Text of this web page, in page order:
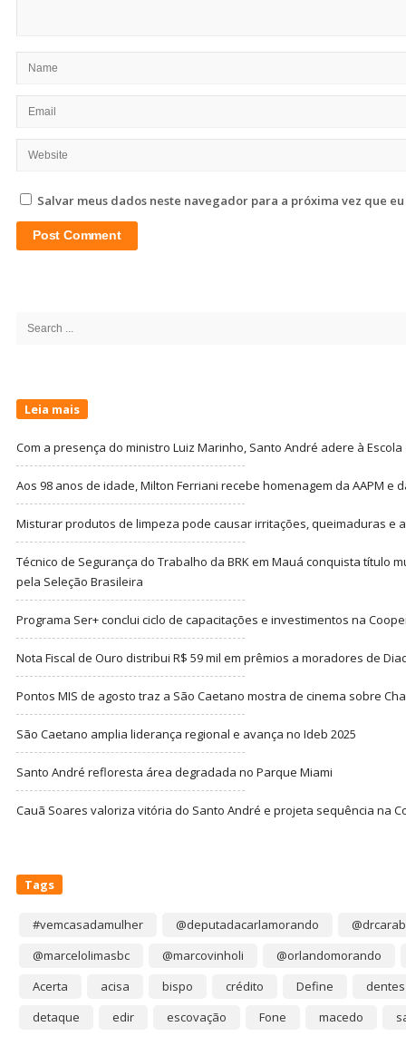
Salvar meus dados neste navegador para a próxima vez que
Search
Leia mais
Com a presença do ministro Luiz Marinho, Santo André adere à
Aos 98 anos de idade, Milton Ferriani recebe homenagem da AAPM e
Misturar produtos de limpeza pode causar irritações, queimaduras e
Técnico de Segurança do Trabalho da BRK em Mauá conquista título
pela Seleção Brasileira
Programa Ser+ conclui ciclo de capacitações e investimentos na
Nota Fiscal de Ouro distribui R$ 59 mil em prêmios a moradores de
Pontos MIS de agosto traz a São Caetano mostra de cinema sobre
São Caetano amplia liderança regional e avança no Ideb 2025
Santo André refloresta área degradada no Parque Miami
Cauã Soares valoriza vitória do Santo André e projeta sequência na
Tags
#vemcasadamulher @deputadacarlamorando
@marcelolimasbc
@marcovinholi
@orlandomorando
Acerta
acisa bispo crédito Define
dentes
detaque
edir escovação Fone macedo